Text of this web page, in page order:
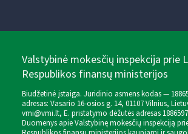
Valstybinė mokesčių inspekcija prie
Respublikos finansų ministerijos
Biudžetinė įstaiga. Juridinio asmens kodas —
adresas: Vasario 16-osios g. 14, 01107 Vilnius,
vmi@vmi.lt, E. pristatymo dėžutės adresas
Duomenys apie Valstybinę mokesčių inspekciją